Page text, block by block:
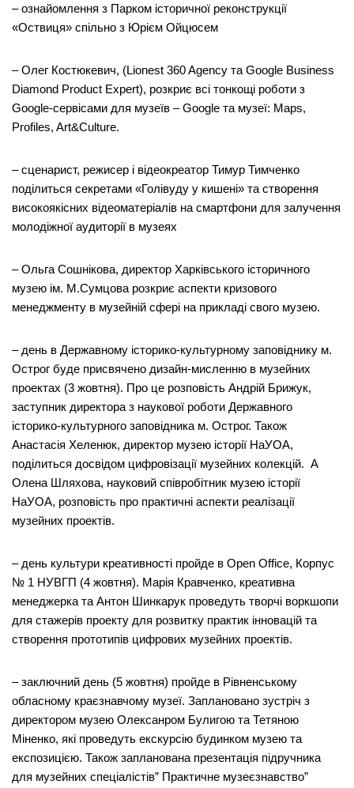
– ознайомлення з Парком історичної реконструкції
«Оствиця» спільно з Юрієм Ойцюсем
– Олег Костюкевич, (Lionest 360 Agency та Google Business
Diamond Product Expert), розкриє всі тонкощі роботи з
Google-сервісами для музеїв – Google та музеї: Maps,
Profiles, Art&Culture.
– сценарист, режисер і відеокреатор Тимур Тимченко
поділиться секретами «Голівуду у кишені» та створення
високоякісних відеоматеріалів на смартфони для залучення
молодіжної аудиторії в музеях
– Ольга Сошнікова, директор Харківського історичного
музею ім. М.Сумцова розкриє аспекти кризового
менеджменту в музейній сфері на прикладі свого музею.
– день в Державному історико-культурному заповіднику м.
Острог буде присвячено дизайн-мисленню в музейних
проектах (3 жовтня). Про це розповість Андрій Брижук,
заступник директора з наукової роботи Державного
історико-культурного заповідника м. Острог. Також
Анастасія Хеленюк, директор музею історії НаУОА,
поділиться досвідом цифровізації музейних колекцій. А
Олена Шляхова, науковий співробітник музею історії
НаУОА, розповість про практичні аспекти реалізації
музейних проектів.
– день культури креативності пройде в Open Office, Корпус
№ 1 НУВГП (4 жовтня). Марія Кравченко, креативна
менеджерка та Антон Шинкарук проведуть творчі воркшопи
для стажерів проекту для розвитку практик інновацій та
створення прототипів цифрових музейних проектів.
– заключний день (5 жовтня) пройде в Рівненському
обласному краєзнавчому музеї. Заплановано зустріч з
директором музею Олексанром Булигою та Тетяною
Міненко, які проведуть екскурсію будинком музею та
експозицією. Також запланована презентація підручника
для музейних спеціалістів” Практичне музеєзнавство”